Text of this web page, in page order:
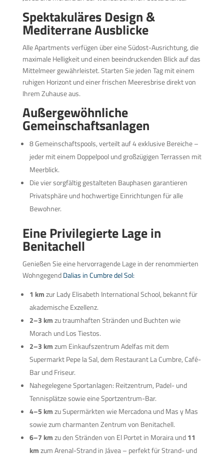
Spektakuläres Design &
Mediterrane Ausblicke
Alle Apartments verfügen über eine Südost-Ausrichtung, die
maximale Helligkeit und einen beeindruckenden Blick auf das
Mittelmeer gewährleistet. Starten Sie jeden Tag mit einem
ruhigen Horizont und einer frischen Meeresbrise direkt von
Ihrem Zuhause aus.
Außergewöhnliche
Gemeinschaftsanlagen
8 Gemeinschaftspools, verteilt auf 4 exklusive Bereiche –
jeder mit einem Doppelpool und großzügigen Terrassen mit
Meerblick.
Die vier sorgfältig gestalteten Bauphasen garantieren
Privatsphäre und hochwertige Einrichtungen für alle
Bewohner.
Eine Privilegierte Lage in
Benitachell
Genießen Sie eine hervorragende Lage in der renommierten
WohngegendDalias in Cumbre del Sol:
1 kmzur Lady Elisabeth International School, bekannt für
akademische Exzellenz.
2–3 kmzu traumhaften Stränden und Buchten wie
Morach und Los Tiestos.
2–3 kmzum Einkaufszentrum Adelfas mit dem
Supermarkt Pepe la Sal, dem Restaurant La Cumbre, Café-
Bar und Friseur.
Nahegelegene Sportanlagen: Reitzentrum, Padel- und
Tennisplätze sowie eine Sportzentrum-Bar.
4–5 kmzu Supermärkten wie Mercadona und Mas y Mas
sowie zum charmanten Zentrum von Benitachell.
6–7 kmzu den Stränden von El Portet in Moraira und11
kmzum Arenal-Strand in Jávea – perfekt für Strand- und